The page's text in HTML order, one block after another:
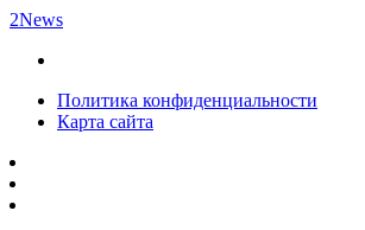
2News
Политика конфиденциальности
Карта сайта